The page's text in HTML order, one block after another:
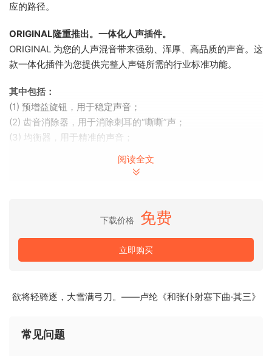
应的路径。
ORIGINAL隆重推出。一体化人声插件。
ORIGINAL 为您的人声混音带来强劲、浑厚、高品质的声音。这
款一体化插件为您提供完整人声链所需的行业标准功能。
其中包括：
(1) 预增益旋钮，用于稳定声音；
(2) 齿音消除器，用于消除刺耳的“嘶嘶”声；
(3) 均衡器，用于精准的声音；
(4) 压缩器和补偿旋钮，用于动态控制；以及
致的声音。每个参数、推子和旋钮都经过精心测试、调整和完
善，确保用户体验轻松易用。无论您是人声混音新手，还是拥
有多年经验的专业人士，ORIGINAL 都是为您量身打造的。
Introducing ORIGINAL. The ALL-In-One Vocal Plugin.
vocal mixes. The all-in-one plugin provides you with the
industry standard necessities for a complete vocal chain.
阅读全文
下载价格 免费
立即购买
欲将轻骑逐，大雪满弓刀。——卢纶《和张仆射塞下曲·其三》
常见问题